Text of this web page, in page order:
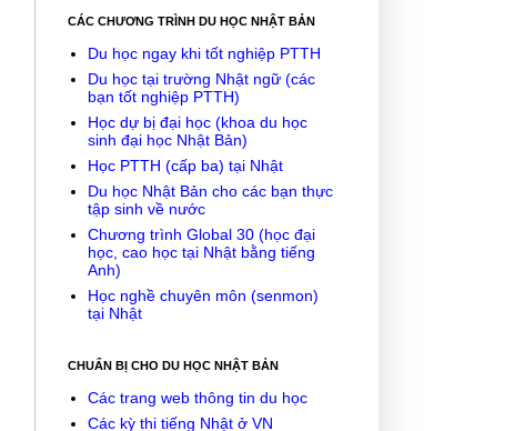
CÁC CHƯƠNG TRÌNH DU HỌC NHẬT BẢN
Du học ngay khi tốt nghiệp PTTH
Du học tại trường Nhật ngữ (các
bạn tốt nghiệp PTTH)
Học dự bị đại học (khoa du học
sinh đại học Nhật Bản)
Học PTTH (cấp ba) tại Nhật
Du học Nhật Bản cho các bạn thực
tập sinh về nước
Chương trình Global 30 (học đại
học, cao học tại Nhật bằng tiếng
Anh)
Học nghề chuyên môn (senmon)
tại Nhật
CHUẨN BỊ CHO DU HỌC NHẬT BẢN
Các trang web thông tin du học
Các kỳ thi tiếng Nhật ở VN